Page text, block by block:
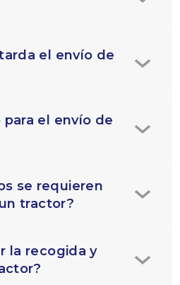
el envío de
el envío de
se requieren
tractor?
la recogida y